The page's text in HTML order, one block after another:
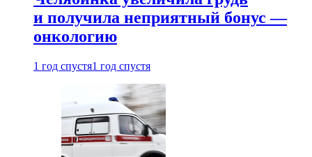
и получила неприятный бонус —
онкологию
1 год спустя1 год спустя